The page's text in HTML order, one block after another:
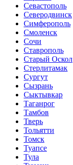
Севастополь
Северодвинск
Симферополь
Смоленск
Сочи
Ставрополь
Старый Оскол
Стерлитамак
Сургут
Сызрань
Сыктывкар
Таганрог
Тамбов
Тверь
Тольятти
Томск
Туапсе
Тула